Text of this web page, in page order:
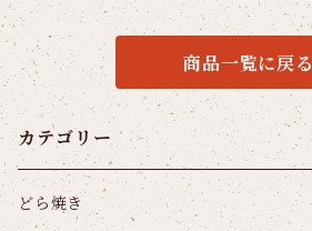
商品一覧に戻る
カテゴリー
どら焼き